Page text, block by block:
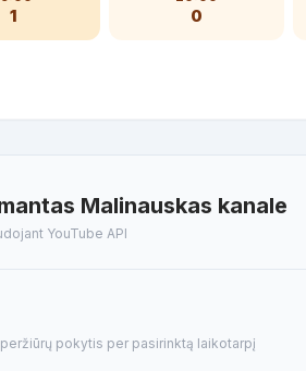
1 0
Malinauskas kanale
YouTube API
pokytis per pasirinktą laikotarpį